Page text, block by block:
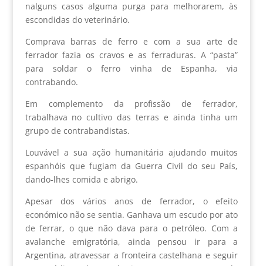
nalguns casos alguma purga para melhorarem, às
escondidas do veterinário.
Comprava barras de ferro e com a sua arte de
ferrador fazia os cravos e as ferraduras. A “pasta”
para soldar o ferro vinha de Espanha, via
contrabando.
Em complemento da profissão de ferrador,
trabalhava no cultivo das terras e ainda tinha um
grupo de contrabandistas.
Louvável a sua ação humanitária ajudando muitos
espanhóis que fugiam da Guerra Civil do seu País,
dando-lhes comida e abrigo.
Apesar dos vários anos de ferrador, o efeito
económico não se sentia. Ganhava um escudo por ato
de ferrar, o que não dava para o petróleo. Com a
avalanche emigratória, ainda pensou ir para a
Argentina, atravessar a fronteira castelhana e seguir